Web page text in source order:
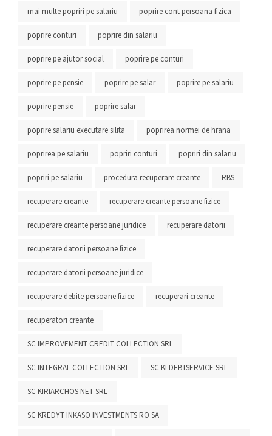
mai multe popriri pe salariu poprire cont persoana fizica
poprire conturi poprire din salariu
poprire pe ajutor social poprire pe conturi
poprire pe pensie poprire pe salar poprire pe salariu
poprire pensie poprire salar
poprire salariu executare silita poprirea normei de hrana
poprirea pe salariu popriri conturi popriri din salariu
popriri pe salariu procedura recuperare creante RBS
recuperare creante recuperare creante persoane fizice
recuperare creante persoane juridice recuperare datorii
recuperare datorii persoane fizice
recuperare datorii persoane juridice
recuperare debite persoane fizice recuperari creante
recuperatori creante
SC IMPROVEMENT CREDIT COLLECTION SRL
SC INTEGRAL COLLECTION SRL SC KI DEBTSERVICE SRL
SC KIRIARCHOS NET SRL
SC KREDYT INKASO INVESTMENTS RO SA